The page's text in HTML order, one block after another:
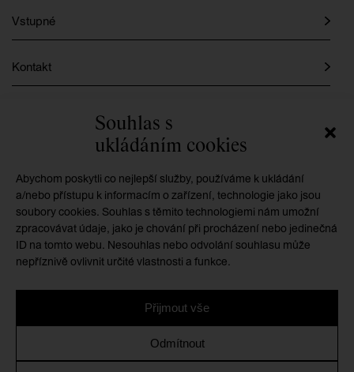
Souhlas s
ukládáním cookies
Abychom poskytli co nejlepší služby, používáme k ukládání
a/nebo přístupu k informacím o zařízení, technologie jako jsou
soubory cookies. Souhlas s těmito technologiemi nám umožní
zpracovávat údaje, jako je chování při procházení nebo jedinečná
ID na tomto webu. Nesouhlas nebo odvolání souhlasu může
nepříznivě ovlivnit určité vlastnosti a funkce.
Přijmout vše
Odmítnout
Vstupné
Kontakt
GMU je příspěvkovou organizací zřizovanou
Královéhradeckým krajem
Zásady cookies